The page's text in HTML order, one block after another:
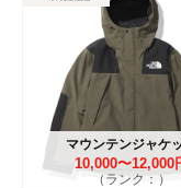
マウンテンジャケ
10,000〜12,000
（ランク：）